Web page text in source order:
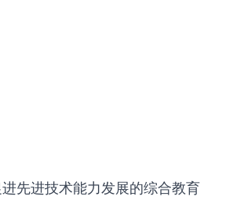
先进技术能力发展的综合教育